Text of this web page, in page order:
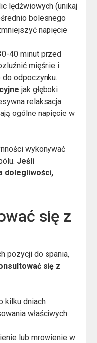
lędźwiowych (unikaj
bolesnego
napięcie
40 minut przed
mięśnie i
do odpoczynku.
jak głęboki
relaksacja
ogólne napięcie w
wykonywać
Jeśli
dolegliwości,
się z
pozycji do spania,
się z
kilku dniach
właściwych
lub mrowienie w